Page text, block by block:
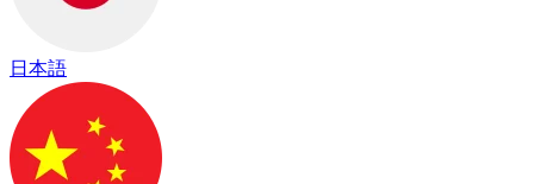
日本語